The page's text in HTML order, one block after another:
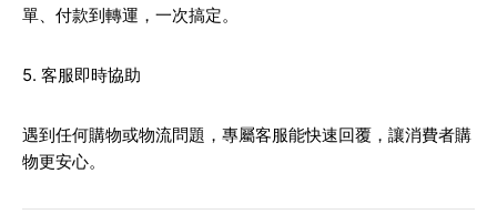
單、付款到轉運，一次搞定。
5. 客服即時協助
遇到任何購物或物流問題，專屬客服能快速回覆，讓消費者購
物更安心。